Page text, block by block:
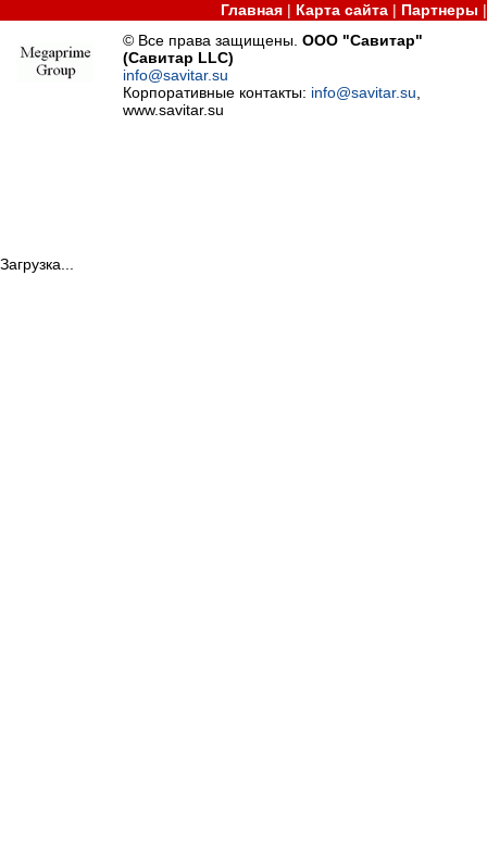
Главная| Карта сайта| Партнеры
© Все права защищены.ООО "Савитар"
(Савитар LLC)
info@savitar.su
Корпоративные контакты: info@savitar.su
www.savitar.su
Загрузка...